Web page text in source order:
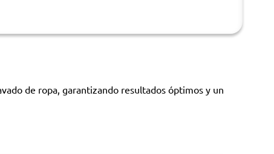
de ropa, garantizando resultados óptimos y un